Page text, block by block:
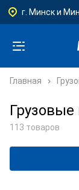
г. Минск и
Главная
113 товаров